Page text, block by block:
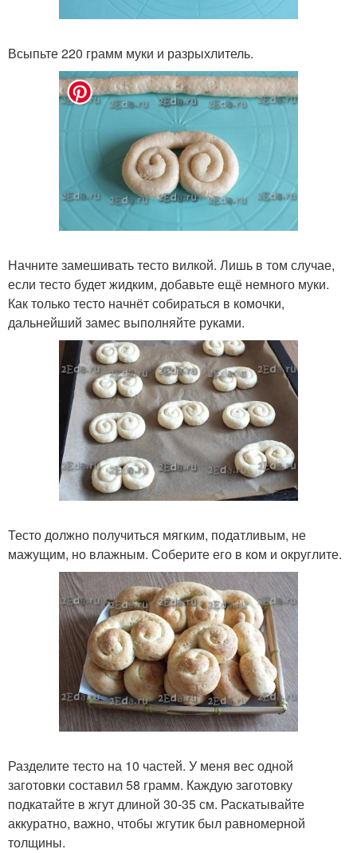
Всыпьте 220 грамм муки и разрыхлитель.
Начните замешивать тесто вилкой. Лишь в том случае,
если тесто будет жидким, добавьте ещё немного муки.
Как только тесто начнёт собираться в комочки,
дальнейший замес выполняйте руками.
Тесто должно получиться мягким, податливым, не
мажущим, но влажным. Соберите его в ком и округлите.
Разделите тесто на 10 частей. У меня вес одной
заготовки составил 58 грамм. Каждую заготовку
подкатайте в жгут длиной 30-35 см. Раскатывайте
аккуратно, важно, чтобы жгутик был равномерной
толщины.